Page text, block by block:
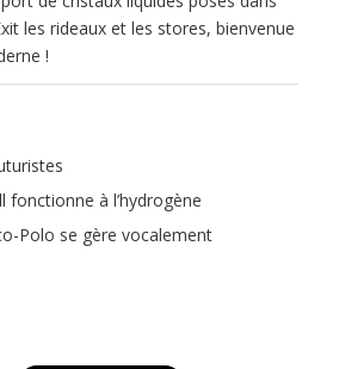
les rideaux et les stores, bienvenue
!
fonctionne à l’hydrogène
Polo se gère vocalement